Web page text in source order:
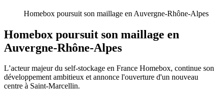
Homebox poursuit son maillage en Auvergne-Rhône-Alpes
Homebox poursuit son maillage en
Auvergne-Rhône-Alpes
L’acteur majeur du self-stockage en France Homebox, continue son
développement ambitieux et annonce l'ouverture d'un nouveau
centre à Saint-Marcellin.